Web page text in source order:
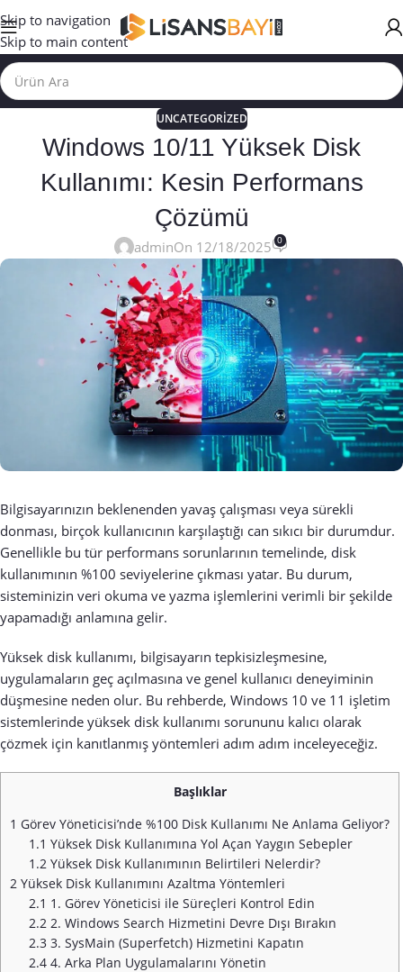
Skip to navigation
Skip to main content
UNCATEGORIZED
Windows 10/11 Yüksek Disk
Kullanımı: Kesin Performans
Çözümü
adminOn 12/18/2025 0
Bilgisayarınızın beklenenden yavaş çalışması veya sürekli
donması, birçok kullanıcının karşılaştığı can sıkıcı bir durumdur.
Genellikle bu tür performans sorunlarının temelinde, disk
kullanımının %100 seviyelerine çıkması yatar. Bu durum,
sisteminizin veri okuma ve yazma işlemlerini verimli bir şekilde
yapamadığı anlamına gelir.
Yüksek disk kullanımı, bilgisayarın tepkisizleşmesine,
uygulamaların geç açılmasına ve genel kullanıcı deneyiminin
düşmesine neden olur. Bu rehberde, Windows 10 ve 11 işletim
sistemlerinde yüksek disk kullanımı sorununu kalıcı olarak
çözmek için kanıtlanmış yöntemleri adım adım inceleyeceğiz.
Başlıklar
1 Görev Yöneticisi’nde %100 Disk Kullanımı Ne Anlama Geliyor?
1.1 Yüksek Disk Kullanımına Yol Açan Yaygın Sebepler
1.2 Yüksek Disk Kullanımının Belirtileri Nelerdir?
2 Yüksek Disk Kullanımını Azaltma Yöntemleri
2.1 1. Görev Yöneticisi ile Süreçleri Kontrol Edin
2.2 2. Windows Search Hizmetini Devre Dışı Bırakın
2.3 3. SysMain (Superfetch) Hizmetini Kapatın
2.4 4. Arka Plan Uygulamalarını Yönetin